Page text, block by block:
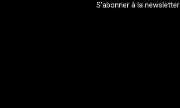
S'abonner à la newsletter